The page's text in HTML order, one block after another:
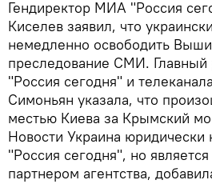
Гендиректор МИА "Россия
Киселев заявил, что
немедленно освободить
преследование СМИ.
"Россия сегодня" и
Симоньян указала, что
местью Киева за Крымский
Новости Украина
"Россия сегодня", но
партнером агентства,